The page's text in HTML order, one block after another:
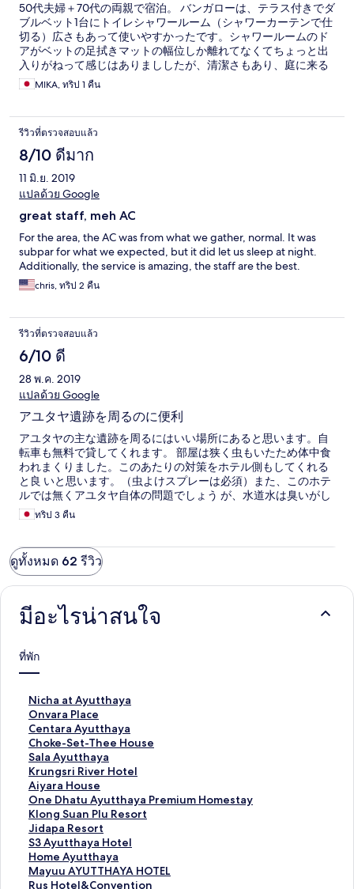
50代夫婦＋70代の両親で宿泊。 バンガローは、テラス付きでダ
ブルベット1台にトイレシャワールーム（シャワーカーテンで仕
切る）広さもあって使いやすかったです。シャワールームのド
アがベットの足拭きマットの幅位しか離れてなくてちょっと出
入りがねって感じはありまししたが、清潔さもあり、庭に来る
鳥の声に癒やされました。 両親の部屋は、母屋にあるダブルベ
ットのワンルームにトイレシャワールーム付きで、やはり清潔
ターの所に飲み物と軽食（小ぶりのマフィン、ロールケーキ、
クロワッサン）が用意されていて、無料サービスセルフで頂け
ました。 マネージャーの方がすごく感じが良くて、泊まって良
かったと思える宿でした。
MIKA, ทริป 1 คืน
รีวิวที่ตรวจสอบแล้ว
8/10 ดีมาก
11 มิ.ย. 2019
แปลด้วย Google
great staff, meh AC
For the area, the AC was from what we gather, normal. It was
subpar for what we expected, but it did let us sleep at night.
Additionally, the service is amazing, the staff are the best.
chris, ทริป 2 คืน
รีวิวที่ตรวจสอบแล้ว
6/10 ดี
28 พ.ค. 2019
แปลด้วย Google
アユタヤ遺跡を周るのに便利
アユタヤの主な遺跡を周るにはいい場所にあると思います。自
転車も無料で貸してくれます。 部屋は狭く虫もいたため体中食
われまくりました。このあたりの対策をホテル側もしてくれる
と良 いと思います。（虫よけスプレーは必須）また、このホテ
ルでは無くアユタヤ自体の問題でしょう が、水道水は臭いがし
ました。勿論タイの水道水は飲めませんが、歯を磨く際のうが
いなども 売られている水でやりました。ホテルも無料の水（ペ
以外にも用意しておいた方がいいと思います。家族経営のホテ
ルの様で、過去の書き込みにもありましたがオーナーさんはじ
め、みなさん人当たりの良い人です。なんでも今年家族で日本
阪に行きたいと言っていました。
ทริป 3 คืน
ดูทั้งหมด 62 รีวิว
มีอะไรน่าสนใจ
ที่พัก
Nicha at Ayutthaya
ลิ
ง
ก์
ม
า
ต
ร
ฐ
า
น
สำ
ห
รั
บ
Onvara Place
ลิ
ง
ก์
ม
า
ต
ร
ฐ
า
น
สำ
ห
รั
Centara Ayutthaya
ลิ
ง
ก์
ม
า
ต
ร
ฐ
า
น
สำ
ห
Choke-Set-Thee House
ลิ
ง
ก์
ม
า
ต
ร
ฐ
า
น
สำ
Sala Ayutthaya
ลิ
ง
ก์
ม
า
ต
ร
ฐ
า
น
Krungsri River Hotel
ลิ
ง
ก์
ม
า
ต
ร
ฐ
า
Aiyara House
ลิ
ง
ก์
ม
า
ต
ร
ฐ
One Dhatu Ayutthaya Premium Homestay
ลิ
ง
ก์
ม
า
ต
ร
Klong Suan Plu Resort
ลิ
ง
ก์
ม
า
ต
Jidapa Resort
ลิ
ง
ก์
ม
า
S3 Ayutthaya Hotel
ลิ
ง
ก์
ม
Home Ayutthaya
ลิ
ง
ก์
Mayuu AYUTTHAYA HOTEL
ลิ
ง
Rus Hotel&Convention
ลิ